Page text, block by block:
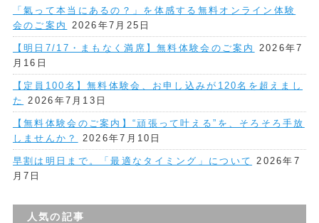
「氣って本当にあるの？」を体感する無料オンライン体験
会のご案内
2026年7月25日
【明日7/17・まもなく満席】無料体験会のご案内
2026年7
月16日
【定員100名】無料体験会、お申し込みが120名を超えまし
た
2026年7月13日
【無料体験会のご案内】“頑張って叶える”を、そろそろ手放
しませんか？
2026年7月10日
早割は明日まで。「最適なタイミング」について
2026年7
月7日
人気の記事